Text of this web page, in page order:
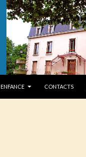
ENFANCE CONTACTS